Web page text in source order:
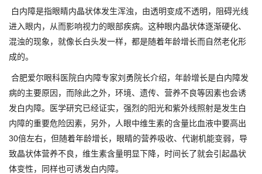
白内障是指眼睛内晶状体发生浑浊，由透明变成不透明，阻碍光线
进入眼内，从而影响视力的眼部疾病。这种眼内晶状体逐渐硬化、
混浊的现象，就像长白头发一样，都是随着年龄增长而自然老化形
成的。
合肥爱尔眼科医院白内障专家刘勇院长介绍，年龄增长是白内障发
病的主要原因，而除此之外，环境、遗传、营养不良等因素也会诱
发白内障。医学研究已经证实，强烈的阳光和紫外线照射是发生白
内障的重要危险因素，另外，人眼中维生素的含量比血液中要高出
30倍左右，但随着年龄增长，眼睛的营养吸收、代谢机能变弱，导
致晶状体营养不良，维生素含量明显下降，时间长了就会引起晶状
体变性，同样也可诱发白内障。